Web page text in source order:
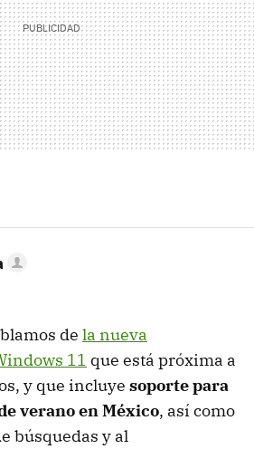
de la nueva
11 que está próxima a
y que incluye soporte para
verano en México, así como
búsquedas y al